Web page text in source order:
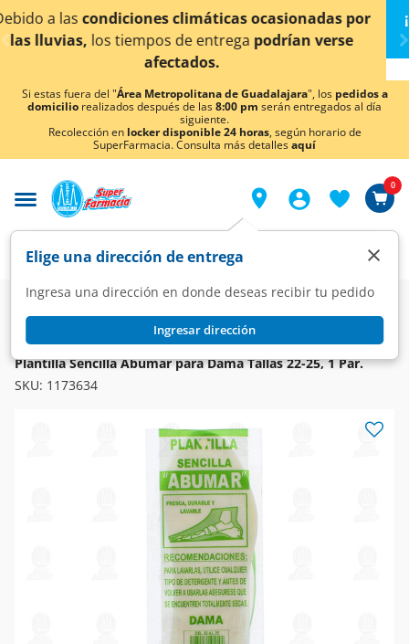
< div class="carousel-inner">
ocasionadas por
podrían verse
¡Ahora también en
conocer
Si estas fuera del "Área Metropolitana de Guadalajara", los pedidos a
domicilio realizados después de las8:00 pm serán entregados al día
siguiente.
Recolección en locker disponible 24 horas, según horario de
SuperFarmacia. Consulta más detallesaquí
Elige una dirección de entrega
Ingresa una dirección en donde deseas recibir tu pedido
Ingresar dirección
×
0
Super Higiene y Belleza
Cuidado del Pie
Artículos de Pedicure
ABUMAR
Plantilla Sencilla Abumar para Dama Tallas 22-25, 1 Par.
SKU: 1173634